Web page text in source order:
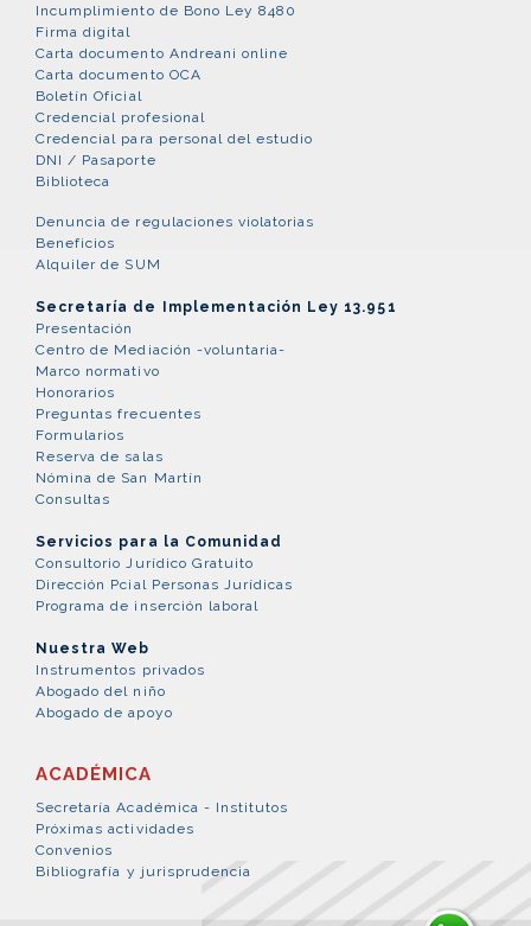
Incumplimiento de Bono Ley 8480
Firma digital
Carta documento Andreani online
Carta documento OCA
Boletín Oficial
Credencial profesional
Credencial para personal del estudio
DNI / Pasaporte
Biblioteca
Denuncia de regulaciones violatorias
Beneficios
Alquiler de SUM
Secretaría de Implementación Ley 13.951
Presentación
Centro de Mediación -voluntaria-
Marco normativo
Honorarios
Preguntas frecuentes
Formularios
Reserva de salas
Nómina de San Martín
Consultas
Servicios para la Comunidad
Consultorio Jurídico Gratuito
Dirección Pcial Personas Jurídicas
Programa de inserción laboral
Nuestra Web
Instrumentos privados
Abogado del niño
Abogado de apoyo
ACADÉMICA
Secretaría Académica - Institutos
Próximas actividades
Convenios
Bibliografía y jurisprudencia